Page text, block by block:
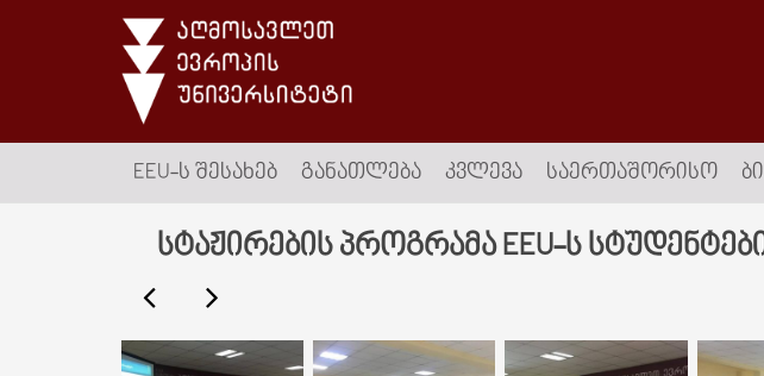
EEU-Ს ᲨᲔᲡᲐᲮᲔᲑ ᲒᲐᲜᲐᲗᲚᲔᲑᲐ ᲙᲕᲚᲔᲕᲐ ᲡᲐᲔᲠᲗᲐᲨᲝᲠᲘᲡᲝ
სტაჟირების პროგრამა EEU-ს